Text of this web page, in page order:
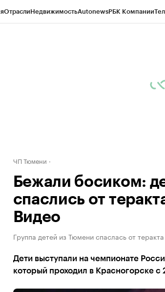
ОтраслиНедвижимостьAutonewsРБК Компании
ЧП Тюмени
Бежали босиком:
спаслись от
Видео
Группа детей из Тюмени спаслась от
Дети выступали на чемпионате
который проходил в Красногорске с